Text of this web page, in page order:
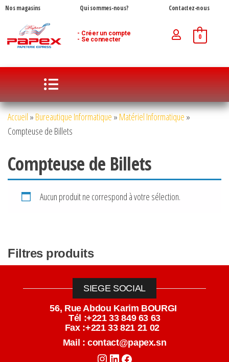
Nos magasins Qui sommes-nous? Contactez-nous
- Créer un compte
- Se connecter
0
Accueil » Bureautique Informatique » Matériel Informatique »
Compteuse de Billets
Compteuse de Billets
Aucun produit ne correspond à votre sélection.
Filtres produits
SIEGE SOCIAL
56, Rue Abdou Karim BOURGI
Tél :+221 33 849 63 63
Fax :+221 33 821 21 02
Mail : contact@papex.sn